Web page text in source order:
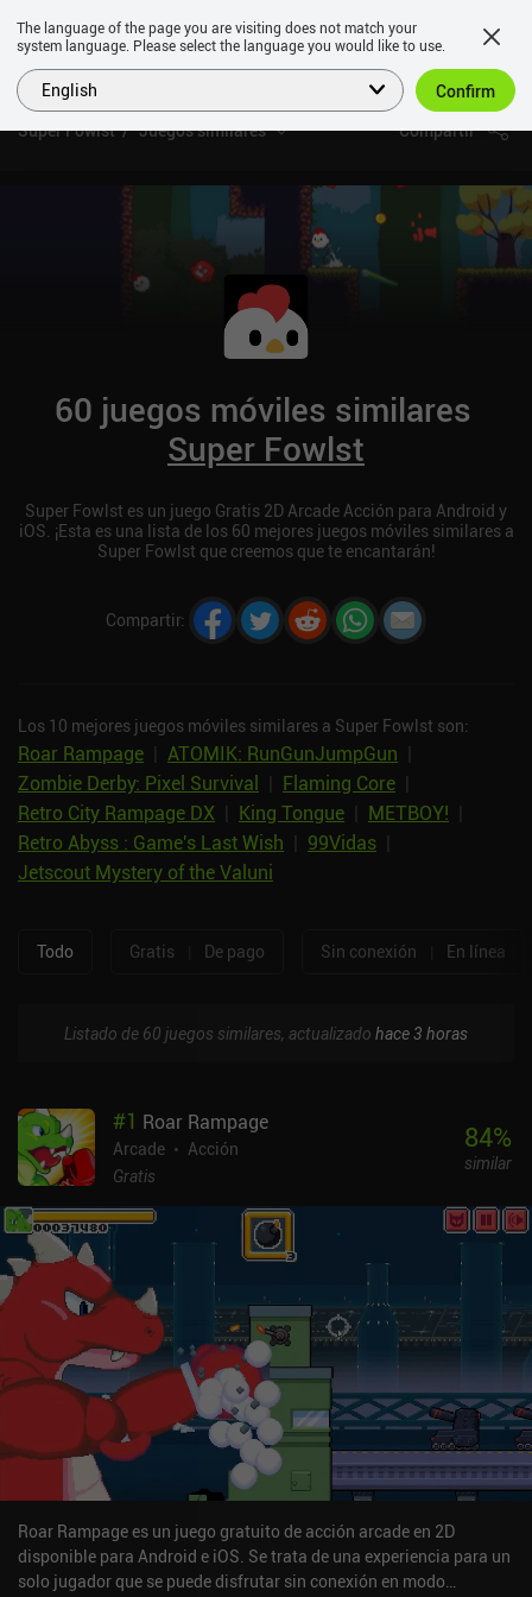
Super Fowlst Juegos similares Compartir
60 juegos móviles similares
Super Fowlst
Super Fowlst es un juego Gratis 2D Arcade Acción para Android y
iOS. ¡Esta es una lista de los 60 mejores juegos móviles similares a
Super Fowlst que creemos que te encantarán!
Compartir:
Los 10 mejores juegos móviles similares a Super Fowlst son:
Roar Rampage ATOMIK: RunGunJumpGun
Zombie Derby: Pixel Survival
Flaming Core
Retro City Rampage DX
King Tongue METBOY!
Retro Abyss : Game's Last Wish
99Vidas
Jetscout Mystery of the Valuni
Todo Gratis De pago Sin conexión En línea
Listado de 60 juegos similares, actualizado hace 3 horas
#1 Roar Rampage
Arcade
Acción
Gratis
84%
similar
Roar Rampage es un juego gratuito de acción arcade en 2D
disponible para Android e iOS. Se trata de una experiencia para un
solo jugador que se puede disfrutar sin conexión en modo
The language of the page you are visiting does not match your
system language. Please select the language you would like to use.
English Confirm